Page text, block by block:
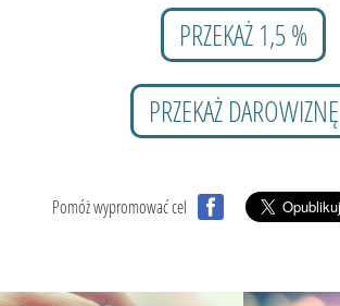
PRZEKAŻ 1,5 %
PRZEKAŻ DAROWIZNĘ
Pomóż wypromować cel